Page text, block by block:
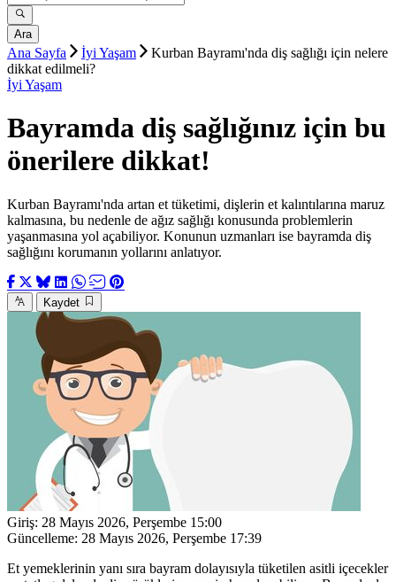
Ara
Ana Sayfa İyi Yaşam
Kurban Bayramı'nda diş sağlığı için nelere
dikkat edilmeli?
İyi Yaşam
Bayramda diş sağlığınız için bu
önerilere dikkat!
Kurban Bayramı'nda artan et tüketimi, dişlerin et kalıntılarına maruz
kalmasına, bu nedenle de ağız sağlığı konusunda problemlerin
yaşanmasına yol açabiliyor. Konunun uzmanları ise bayramda diş
sağlığını korumanın yollarını anlatıyor.
Kaydet
Giriş: 28 Mayıs 2026, Perşembe 15:00
Güncelleme: 28 Mayıs 2026, Perşembe 17:39
Et yemeklerinin yanı sıra bayram dolayısıyla tüketilen asitli içecekler